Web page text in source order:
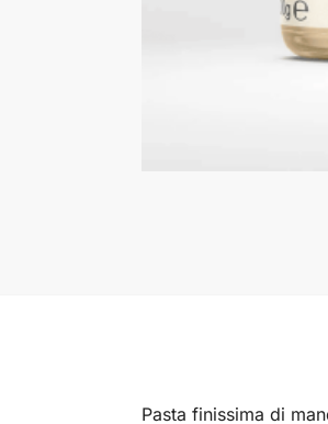
Pasta finissima di